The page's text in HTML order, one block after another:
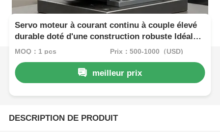
Servo moteur à courant continu à couple élevé
durable doté d'une construction robuste Idéal
pour les machines lourdes et les équipements
MOQ：1 pcs Prix：500-1000（USD)
meilleur prix
DESCRIPTION DE PRODUIT